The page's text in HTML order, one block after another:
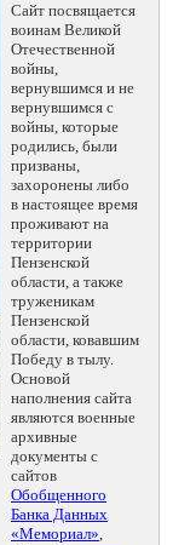
Сайт посвящается
воинам Великой
Отечественной
войны,
вернувшимся и не
вернувшимся с
войны, которые
родились, были
призваны,
захоронены либо
в настоящее время
проживают на
территории
Пензенской
области, а также
труженикам
Пензенской
области, ковавшим
Победу в тылу.
Основой
наполнения сайта
являются военные
архивные
документы с
сайтов
Обобщенного
Банка Данных
«Мемориал»,